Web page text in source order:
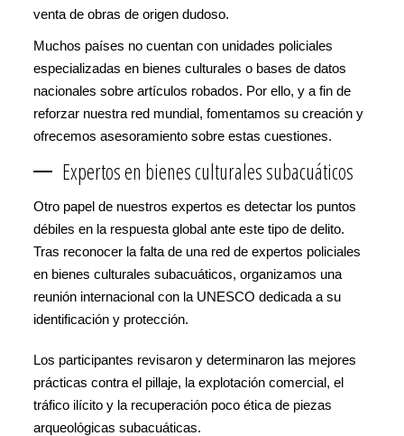
venta de obras de origen dudoso.
Muchos países no cuentan con unidades policiales
especializadas en bienes culturales o bases de datos
nacionales sobre artículos robados. Por ello, y a fin de
reforzar nuestra red mundial, fomentamos su creación y
ofrecemos asesoramiento sobre estas cuestiones.
Expertos en bienes culturales subacuáticos
Otro papel de nuestros expertos es detectar los puntos
débiles en la respuesta global ante este tipo de delito.
Tras reconocer la falta de una red de expertos policiales
en bienes culturales subacuáticos, organizamos una
reunión internacional con la UNESCO dedicada a su
identificación y protección.
Los participantes revisaron y determinaron las mejores
prácticas contra el pillaje, la explotación comercial, el
tráfico ilícito y la recuperación poco ética de piezas
arqueológicas subacuáticas.